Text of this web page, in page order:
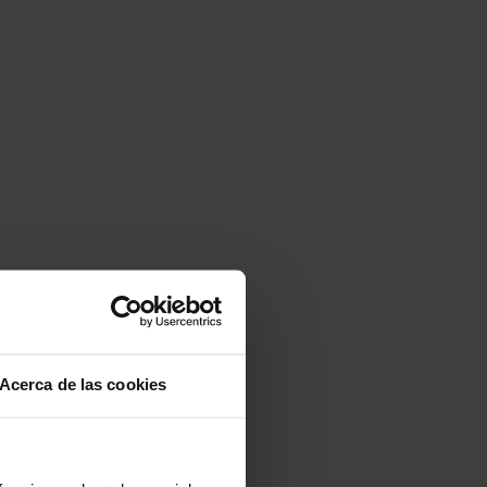
Acerca de las cookies